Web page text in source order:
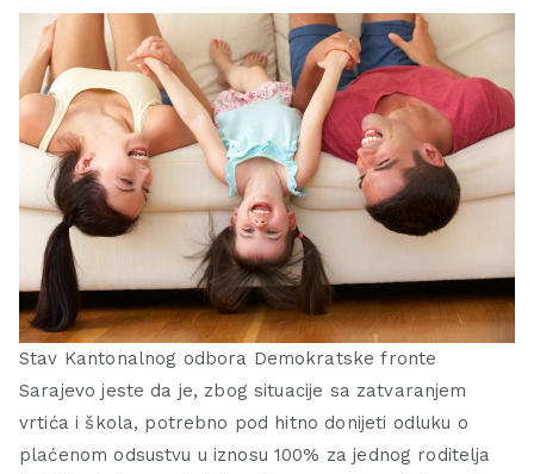
Stav Kantonalnog odbora Demokratske fronte
Sarajevo jeste da je, zbog situacije sa zatvaranjem
vrtića i škola, potrebno pod hitno donijeti odluku o
plaćenom odsustvu u iznosu 100% za jednog roditelja